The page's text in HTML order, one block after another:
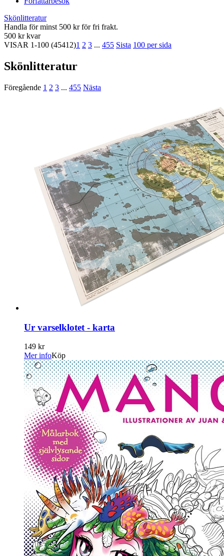
Skönlitteratur
Handla för minst 500 kr för fri frakt.
500 kr kvar
VISAR 1-100 (45412)1 2 3 ... 455 Sista 100 per sida
Skönlitteratur
Föregående 1 2 3 ... 455 Nästa
Ur varselklotet - karta
149 kr
Mer infoKöp